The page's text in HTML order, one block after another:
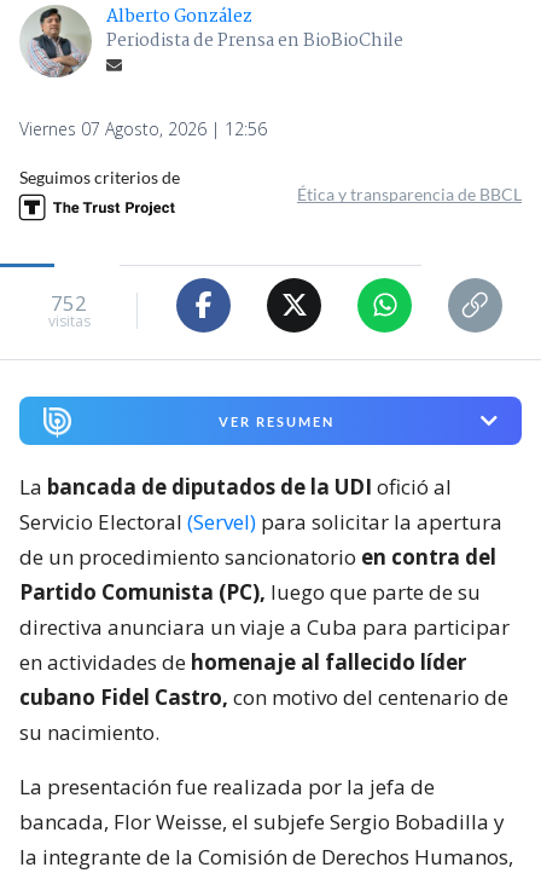
Alberto González
Periodista de Prensa en BioBioChile
Viernes 07 Agosto, 2026 | 12:56
Seguimos criterios de
Ética y transparencia de BBCL
752
visitas
VER RESUMEN
La bancada de diputados de la UDI ofició al
Servicio Electoral (Servel) para solicitar la apertura
de un procedimiento sancionatorio en contra del
Partido Comunista (PC), luego que parte de su
directiva anunciara un viaje a Cuba para participar
en actividades de homenaje al fallecido líder
cubano Fidel Castro, con motivo del centenario de
su nacimiento.
La presentación fue realizada por la jefa de
bancada, Flor Weisse, el subjefe Sergio Bobadilla y
la integrante de la Comisión de Derechos Humanos,